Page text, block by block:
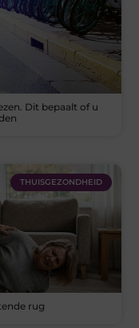
Dit bepaalt of u
THUISGEZONDHEID
rug